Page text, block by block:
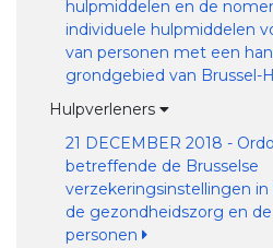
hulpmiddelen en de
individuele hulpmiddelen
van personen met een
grondgebied van Brussel-
Hulpverleners
21 DECEMBER 2018 -
betreffende de Brusselse
verzekeringsinstellingen
de gezondheidszorg en
personen